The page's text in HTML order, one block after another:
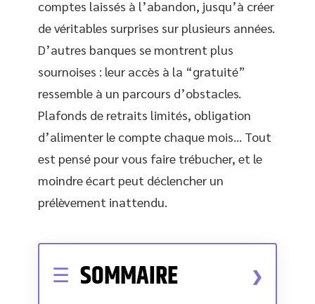
comptes laissés à l’abandon, jusqu’à créer
de véritables surprises sur plusieurs années.
D’autres banques se montrent plus
sournoises : leur accès à la “gratuité”
ressemble à un parcours d’obstacles.
Plafonds de retraits limités, obligation
d’alimenter le compte chaque mois… Tout
est pensé pour vous faire trébucher, et le
moindre écart peut déclencher un
prélèvement inattendu.
SOMMAIRE